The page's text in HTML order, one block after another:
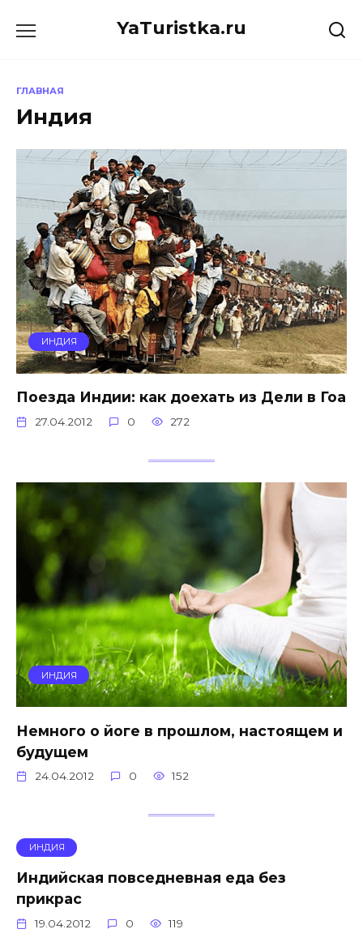
YaTuristka.ru
ГЛАВНАЯ
Индия
ИНДИЯ
Поезда Индии: как доехать из Дели в Гоа
27.04.2012 0 272
ИНДИЯ
Немного о йоге в прошлом, настоящем и
будущем
24.04.2012 0 152
ИНДИЯ
Индийская повседневная еда без
прикрас
19.04.2012 0 119